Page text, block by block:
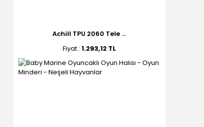
Achill TPU 2060 Tele ...
Fiyat : 1.293,12 TL